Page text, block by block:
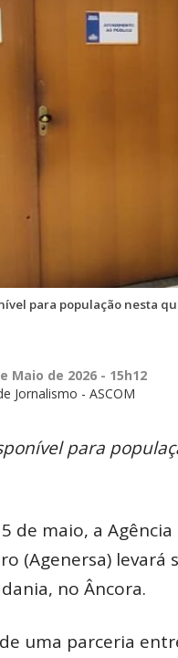
para população nesta
Maio de 2026 - 15h12
Jornalismo - ASCOM
para
de maio, a
(Agenersa)
no Âncora.
uma parceria